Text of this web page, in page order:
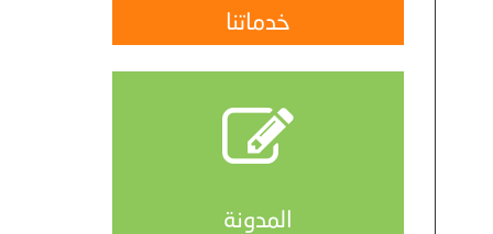
خدماتنا
المدونة